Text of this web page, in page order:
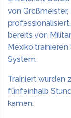
von Großmeister,
bereits von
Mexiko
System.
Trainiert wurden
fünfeinhalb
kamen.